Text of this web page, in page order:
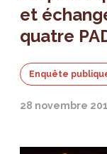
et
quatre
Enquête
28 novembre